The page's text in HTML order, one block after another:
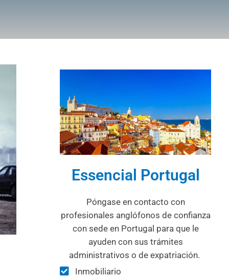
Essencial Portugal
Póngase en contacto con
profesionales anglófonos de confianza
con sede en Portugal para que le
ayuden con sus trámites
administrativos o de expatriación.
Inmobiliario